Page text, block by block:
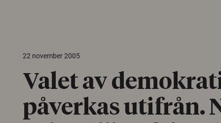
22 november 2005
Valet av
påverkas utifrån.